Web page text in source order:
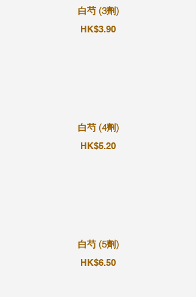
白芍 (3劑)
HK$3.90
白芍 (4劑)
HK$5.20
白芍 (5劑)
HK$6.50